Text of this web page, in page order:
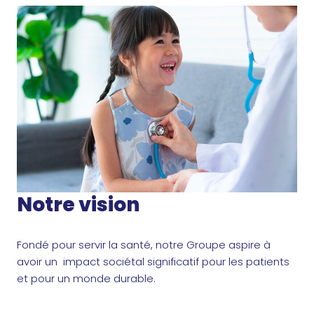
Notre vision
Fondé pour servir la santé, notre Groupe aspire à
avoir un impact sociétal significatif pour les patients
et pour un monde durable.